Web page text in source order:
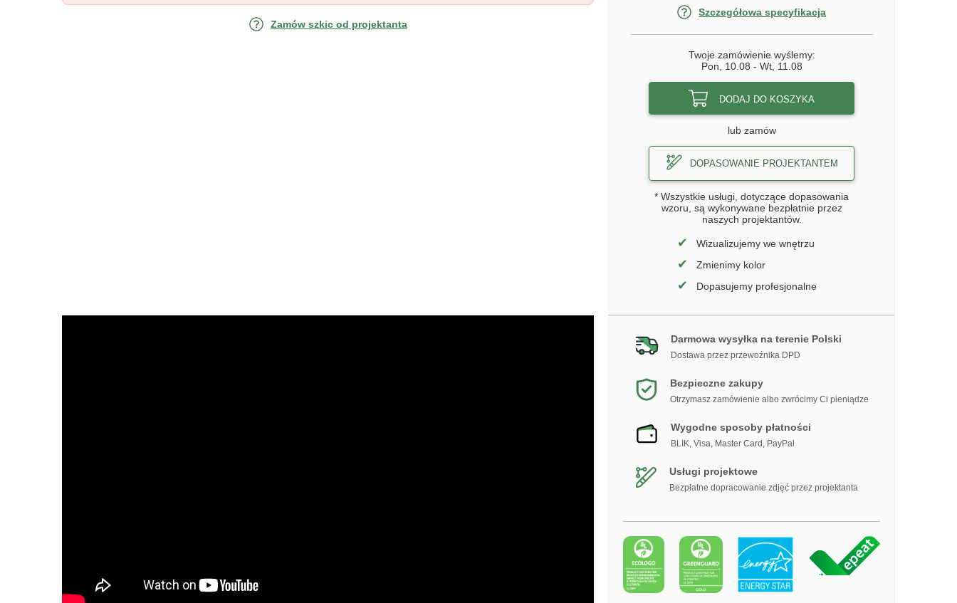
Zamów szkic od projektanta
Szczegółowa specyfikacja
Twoje zamówienie wyślemy:
Pon, 10.08 - Wt, 11.08
DODAJ DO KOSZYKA
lub zamów
DOPASOWANIE PROJEKTANTEM
* Wszystkie usługi, dotyczące dopasowania
wzoru, są wykonywane bezpłatnie przez
naszych projektantów.
✔ Wizualizujemy we wnętrzu
✔ Zmienimy kolor
✔ Dopasujemy profesjonalne
Darmowa wysyłka na terenie Polski
Dostawa przez przewoźnika DPD
Bezpieczne zakupy
Otrzymasz zamówienie albo zwrócimy Ci pieniądze
Wygodne sposoby płatności
BLIK, Visa, Master Card, PayPal
Usługi projektowe
Bezpłatne dopracowanie zdjęć przez projektanta